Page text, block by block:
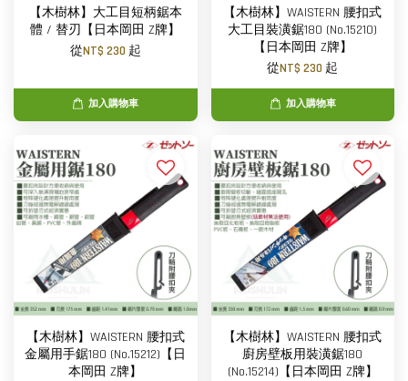
【木樹林】大工目短柄鋸本
體 / 替刃【日本岡田 Z牌】
從NT$ 230 起
加入購物車
【木樹林】WAISTERN 腰扣式
大工目裝潢鋸180 (No.15210)
【日本岡田 Z牌】
從NT$ 230 起
加入購物車
【木樹林】WAISTERN 腰扣式
金屬用手鋸180 (No.15212)【日
本岡田 Z牌】
【木樹林】WAISTERN 腰扣式
廚房壁板用裝潢鋸180
(No.15214)【日本岡田 Z牌】